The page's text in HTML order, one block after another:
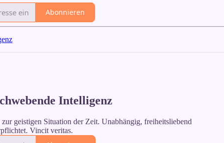
Abonnieren
Intelligenz
geistigen Situation der Zeit. Unabhängig, freiheitsliebend
Vincit veritas.